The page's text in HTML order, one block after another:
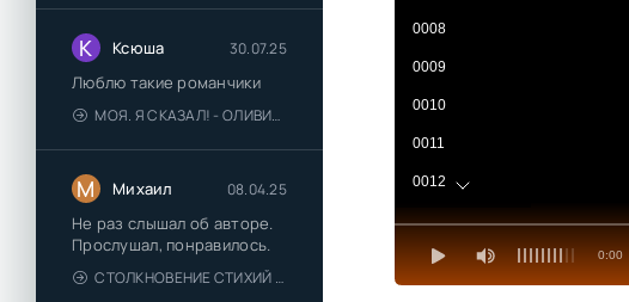
К Ксюша 30.07.25
Люблю такие романчики
МОЯ. Я СКАЗАЛ! - ОЛИВИЯ ЛЕЙК
М Михаил 08.04.25
Не раз слышал об авторе.
Прослушал, понравилось.
СТОЛКНОВЕНИЕ СТИХИЙ - ВАЛЕРИЙ ГУМИНСКИЙ
0:00
0008
0009
0010
0011
0012
0013
0014